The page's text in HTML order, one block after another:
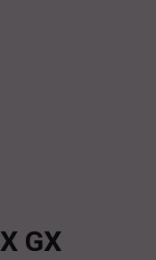
GX